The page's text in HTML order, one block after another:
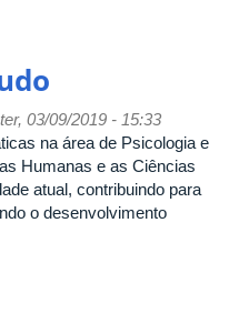
03/09/2019 - 15:33
na área de Psicologia e
Humanas e as Ciências
atual, contribuindo para
o desenvolvimento